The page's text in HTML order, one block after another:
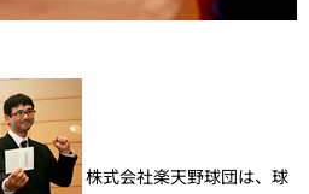
株式会社楽天野球団は、球